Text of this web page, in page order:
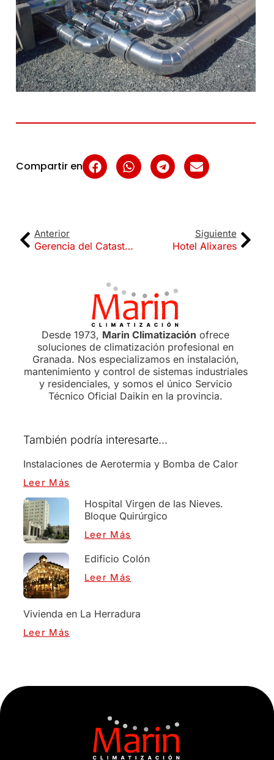
Compartir en
Anterior
Gerencia del Catastro en Granada
Siguiente
Hotel Alixares
Desde 1973, Marin Climatización ofrece
soluciones de climatización profesional en
Granada. Nos especializamos en instalación,
mantenimiento y control de sistemas industriales
y residenciales, y somos el único Servicio
Técnico Oficial Daikin en la provincia.
También podría interesarte...
Instalaciones de Aerotermia y Bomba de Calor
Leer Más
Hospital Virgen de las Nieves.
Bloque Quirúrgico
Leer Más
Edificio Colón
Leer Más
Vivienda en La Herradura
Leer Más